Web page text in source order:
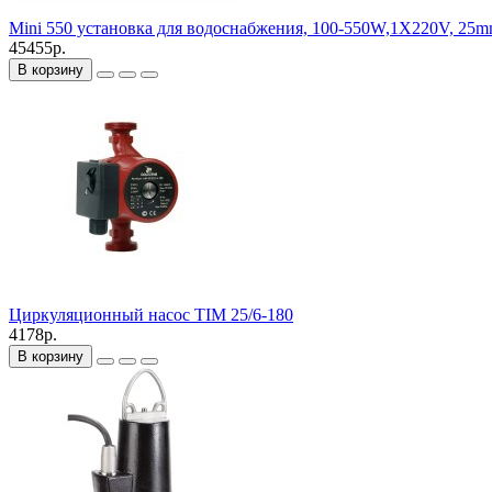
Mini 550 установка для водоснабжения, 100-550W,1X220V,
45455р.
В корзину
Циркуляционный насос TIM 25/6-180
4178р.
В корзину